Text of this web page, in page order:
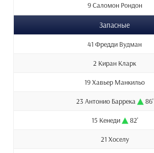
9 Саломон Рондон
Запасные
41 Фредди Вудман
2 Киран Кларк
19 Хавьер Манкильо
23 Антонио Баррека 86'
15 Кенеди 82'
21 Хоселу